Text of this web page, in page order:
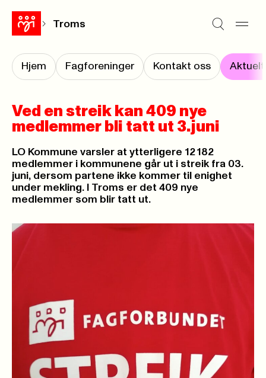
Troms
Hjem Fagforeninger Kontakt oss Aktuelt
Ved en streik kan 409 nye
medlemmer bli tatt ut 3.juni
LO Kommune varsler at ytterligere 12 182
medlemmer i kommunene går ut i streik fra 03.
juni, dersom partene ikke kommer til enighet
under mekling. I Troms er det 409 nye
medlemmer som blir tatt ut.